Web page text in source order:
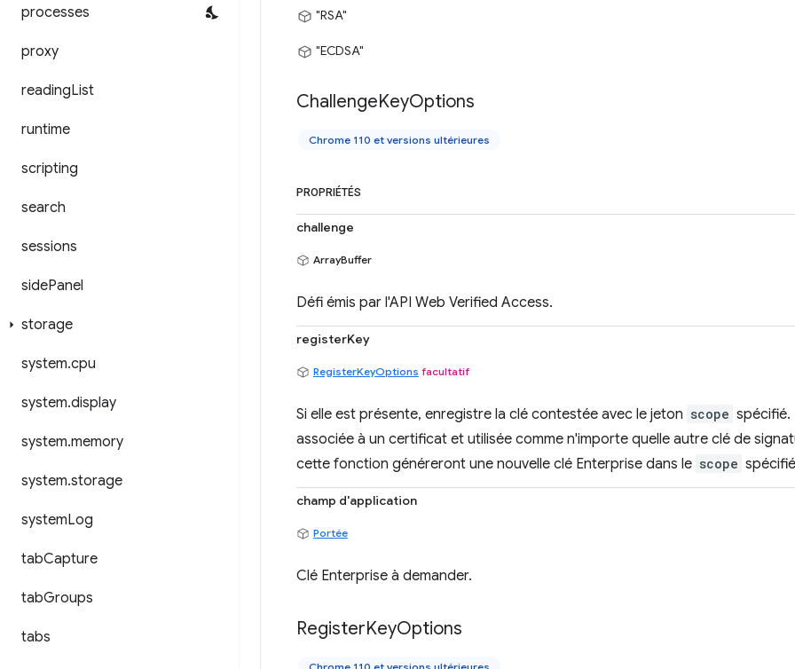
processes
proxy
readingList
runtime
scripting
search
sessions
sidePanel
storage
system.cpu
system.display
system.memory
system.storage
systemLog
tabCapture
tabGroups
tabs
"RSA"
"ECDSA"
ChallengeKeyOptions
Chrome 110 et versions ultérieures
PROPRIÉTÉS
challenge
ArrayBuffer
Défi émis par l'API Web Verified Access.
registerKey
RegisterKeyOptions facultatif
Si elle est présente, enregistre la clé contestée avec le jeton scope spécifié.
associée à un certificat et utilisée comme n'importe quelle autre clé de
cette fonction généreront une nouvelle clé Enterprise dans le scope
champ d'application
Portée
Clé Enterprise à demander.
RegisterKeyOptions